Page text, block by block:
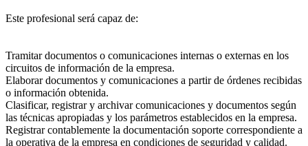
Este profesional será capaz de:
Tramitar documentos o comunicaciones internas o externas en los
circuitos de información de la empresa.
Elaborar documentos y comunicaciones a partir de órdenes recibidas
o información obtenida.
Clasificar, registrar y archivar comunicaciones y documentos según
las técnicas apropiadas y los parámetros establecidos en la empresa.
Registrar contablemente la documentación soporte correspondiente a
la operativa de la empresa en condiciones de seguridad y calidad.